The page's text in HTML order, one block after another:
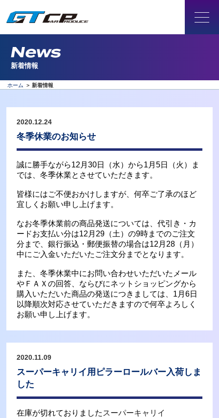
News
新着情報
ホーム > 新着情報
2020.12.24
冬季休業のお知らせ
誠に勝手ながら12月30日（水）から1月5日（火）ま
では、冬季休業とさせていただきます。
皆様にはご不便おかけしますが、何卒ご了承のほど
宜しくお願い申し上げます。
なお冬季休業前の商品発送については、代引き・カ
ードお支払い分は12月29（土）の9時までのご注文
分まで、銀行振込・郵便振替の場合は12月28（月）
中にご入金いただいたご注文分までとなります。
また、冬季休業中にお問い合わせいただいたメール
やＦＡＸの回答、ならびにネットショッピングから
購入いただいた商品の発送につきましては、1月6日
以降順次対応させていただきますので何卒よろしく
お願い申し上げます。
2020.11.09
スーパーキャリイ用ピラーロールバー入荷しま
した
在庫が切れておりました スーパーキャリイ